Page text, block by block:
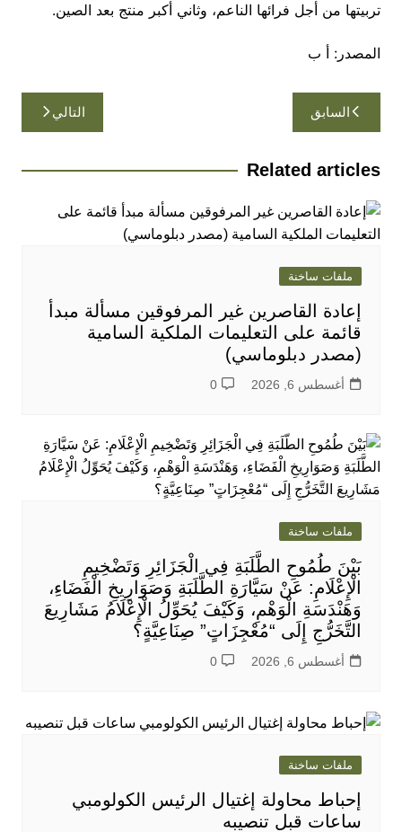
تربيتها من أجل فرائها الناعم، وثاني أكبر منتج بعد الصين.
المصدر: أ ب
تصفّح
المقالات
السابق التالي
Related articles
ملفات ساخنة
إعادة القاصرين غير المرفوقين مسألة مبدأ
قائمة على التعليمات الملكية السامية
(مصدر دبلوماسي)
أغسطس 6, 2026 0
ملفات ساخنة
بَيْنَ طُمُوحِ الطَّلَبَةِ فِي الْجَزَائِرِ وَتَضْخِيمِ
الْإِعْلَامِ: عَنْ سَيَّارَةِ الطَّلَبَةِ وَصَوَارِيخِ الْفَضَاءِ،
وَهَنْدَسَةِ الْوَهْمِ، وَكَيْفَ يُحَوِّلُ الْإِعْلَامُ مَشَارِيعَ
التَّخَرُّجِ إِلَى “مُعْجِزَاتٍ” صِنَاعِيَّةٍ؟
أغسطس 6, 2026 0
ملفات ساخنة
إحباط محاولة إغتيال الرئيس الكولومبي
ساعات قبل تنصيبه